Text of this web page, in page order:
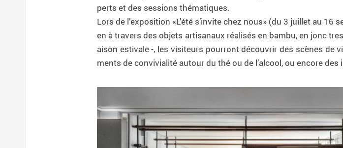
perts et des sessions thématiques.
Lors de l’exposition «L’été s’invite chez nous» (du 3 juillet au
en à travers des objets artisanaux réalisés en bambu, en jonc
aison estivale -, les visiteurs pourront découvrir des scènes de
ments de convivialité autour du thé ou de l’alcool, ou encore